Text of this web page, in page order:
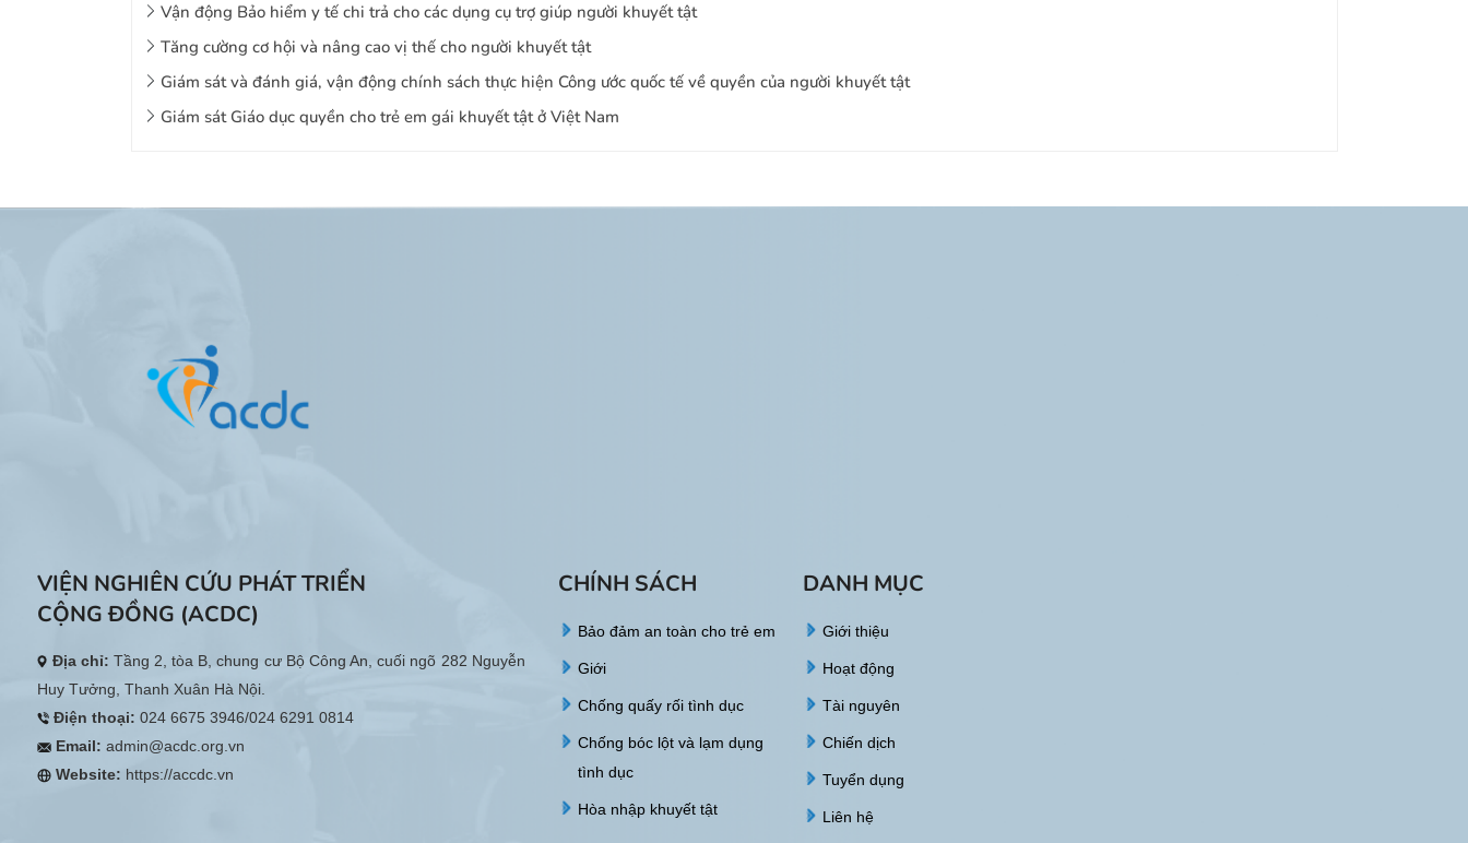
Vận động Bảo hiểm y tế chi trả cho các dụng cụ trợ giúp người khuyết tật
Tăng cường cơ hội và nâng cao vị thế cho người khuyết tật
Giám sát và đánh giá, vận động chính sách thực hiện Công ước quốc tế về quyền của người khuyết tật
Giám sát Giáo dục quyền cho trẻ em gái khuyết tật ở Việt Nam
VIỆN NGHIÊN CỨU PHÁT TRIỂN
CỘNG ĐỒNG (ACDC)
Địa chỉ: Tầng 2, tòa B, chung cư Bộ Công An, cuối ngõ 282 Nguyễn
Huy Tưởng, Thanh Xuân Hà Nội.
Điện thoại: 024 6675 3946/024 6291 0814
Email: admin@acdc.org.vn
Website: https://accdc.vn
CHÍNH SÁCH
Bảo đảm an toàn cho trẻ em
Giới
Chống quấy rối tình dục
Chống bóc lột và lạm dụng
tình dục
Hòa nhập khuyết tật
DANH MỤC
Giới thiệu
Hoạt động
Tài nguyên
Chiến dịch
Tuyển dụng
Liên hệ